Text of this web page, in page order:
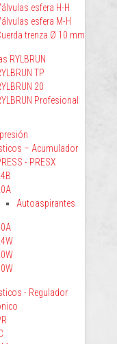
esfera H-H
esfera M-H
trenza Ø 10 mm
RYLBRUN
TP
20
Profesional
– Acumulador
- PRESX
Autoaspirantes
- Regulador